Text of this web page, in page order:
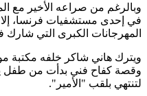
وبالرغم من صراعه الأخير مع
في إحدى مستشفيات فرنسا،
المهرجانات الكبرى التي
ويترك هاني شاكر خلفه مكتبة
وقصة كفاح فني بدأت من
لتنتهي بلقب "الأمير".